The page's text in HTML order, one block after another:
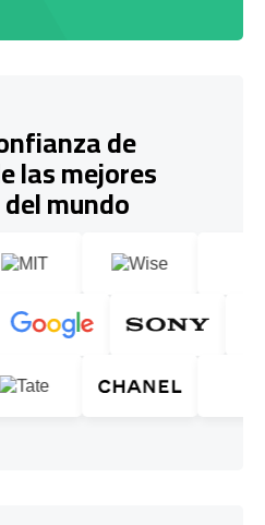
de
las mejores
mundo